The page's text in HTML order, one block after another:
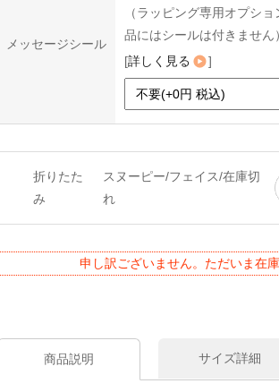
メッセージシール
（ラッピング専用オプシ
品にはシールは付きません）
[詳しく見る ]
折りたた
み
スヌーピー/フェイス/在庫切
れ
申し訳ございません。ただいま在
商品説明 サイズ詳細